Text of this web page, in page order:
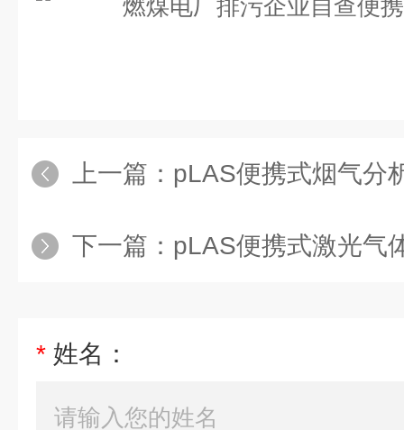
上一篇： pLAS便携式烟气分析
下一篇： pLAS便携式激光气体分
* 姓名：